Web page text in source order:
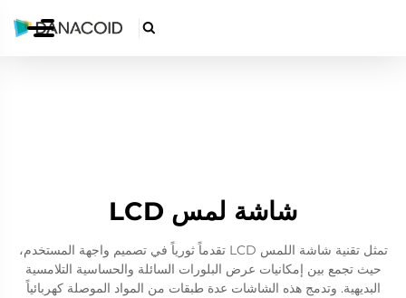

شاشة لمس LCD
تمثل تقنية شاشة اللمس LCD تقدماً ثورياً في تصميم واجهة المستخدم،
حيث تجمع بين إمكانيات عرض البلورات السائلة والحساسية التلامسية
البديهية. وتدمج هذه الشاشات عدة طبقات من المواد الموصلة كهربائياً